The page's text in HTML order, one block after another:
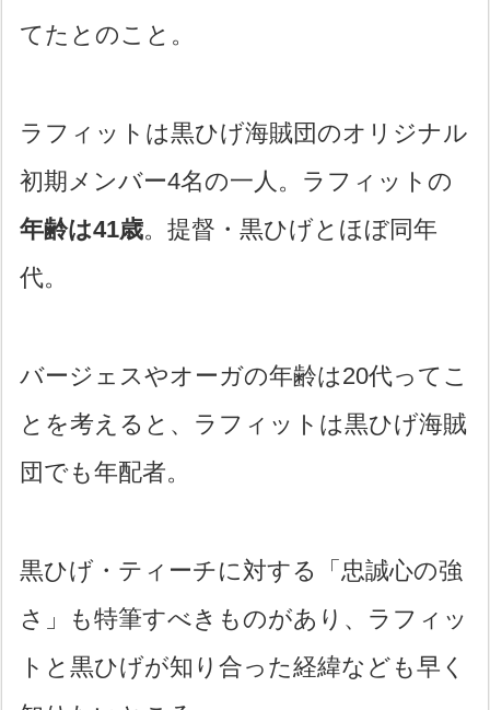
てたとのこと。
ラフィットは黒ひげ海賊団のオリジナル
初期メンバー4名の一人。ラフィットの
年齢は41歳。提督・黒ひげとほぼ同年
代。
バージェスやオーガの年齢は20代ってこ
とを考えると、ラフィットは黒ひげ海賊
団でも年配者。
黒ひげ・ティーチに対する「忠誠心の強
さ」も特筆すべきものがあり、ラフィッ
トと黒ひげが知り合った経緯なども早く